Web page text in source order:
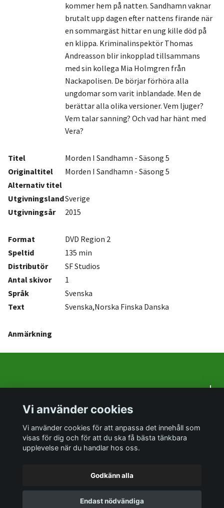
kommer hem på natten. Sandhamn vaknar
brutalt upp dagen efter nattens firande när
en sommargäst hittar en ung kille död på
en klippa. Kriminalinspektör Thomas
Andreasson blir inkopplad tillsammans
med sin kollega Mia Holmgren från
Nackapolisen. De börjar förhöra alla
ungdomar som varit inblandade. Men de
berättar alla olika versioner. Vem ljuger?
Vem talar sanning? Och vad har hänt med
Vera?
Titel
Morden I Sandhamn - Säsong 5
Originaltitel
Morden I Sandhamn - Säsong 5
Alternativ titel
UtgivningslandSverige
Utgivningsår
2015
Format
DVD Region 2
Speltid
135 min
Distributör
SF Studios
Antalskivor
1
Språk
Svenska
Text
Svenska,Norska Finska Danska
Anmärkning
Om oss
Sociala medier
© 2026 PrylTokigt
Vi använder cookies
Vi använder cookies för att anpassa det innehåll som
visas för dig och för att du ska få bästa tänkbara
upplevelse när du handlar hos oss.
Godkänn alla
Endast nödvändiga